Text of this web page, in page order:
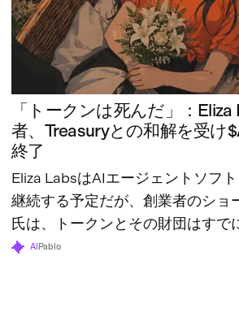
「トークンは死んだ」：
者、Treasuryとの和解を受け
終了
Eliza LabsはAIエージェントソフ
継続する予定だが、創業者のショ
氏は、トークンとその財団はすで
たと述べている。
AI Pablo